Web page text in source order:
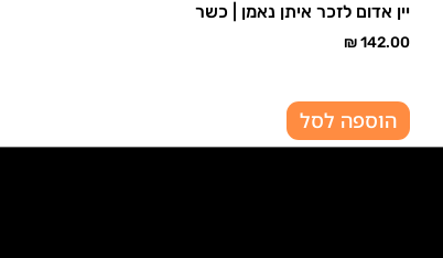
יין אדום לזכר איתן נאמן | כשר
₪142.00
הוספה לסל